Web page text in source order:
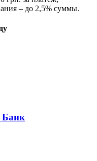
– до 2,5% суммы.